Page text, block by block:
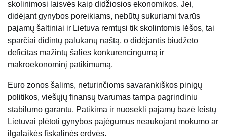
skolinimosi laisvės kaip didžiosios ekonomikos. Jei,
didėjant gynybos poreikiams, nebūtų sukuriami tvarūs
pajamų šaltiniai ir Lietuva remtųsi tik skolintomis lėšos, tai
sparčiai didintų palūkanų naštą, o didėjantis biudžeto
deficitas mažintų šalies konkurencingumą ir
makroekonominį patikimumą.
Euro zonos šalims, neturinčioms savarankiškos pinigų
politikos, viešųjų finansų tvarumas tampa pagrindiniu
stabilumo garantu. Patikima ir nuosekli pajamų bazė leistų
Lietuvai plėtoti gynybos pajėgumus neaukojant mokumo ar
ilgalaikės fiskalinės erdvės.